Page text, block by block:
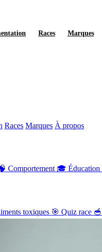
Races Marques
Races Marques À propos
Comportement 🎓 Éducation
toxiques 🎯 Quiz race 🥣